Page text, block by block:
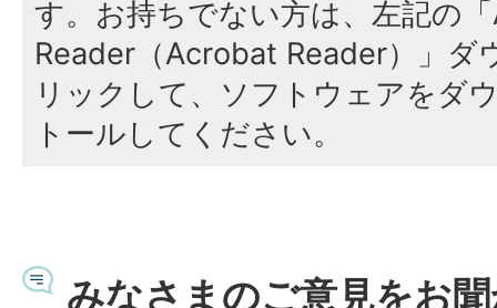
す。お持ちでない方は、左記の
Reader（Acrobat Reader）」ダ
リックして、ソフトウェアをダ
トールしてください。
みなさまのご意見をお